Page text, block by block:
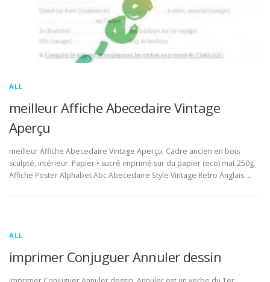
ALL
meilleur Affiche Abecedaire Vintage
Aperçu
meilleur Affiche Abecedaire Vintage Aperçu. Cadre ancien en bois
sculpté, intérieur. Papier • sucré imprimé sur du papier (eco) mat 250g.
Affiche Poster Alphabet Abc Abecedaire Style Vintage Retro Anglais …
ALL
imprimer Conjuguer Annuler dessin